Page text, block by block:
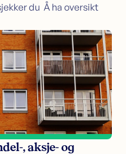
du Å ha oversikt
, aksje- og